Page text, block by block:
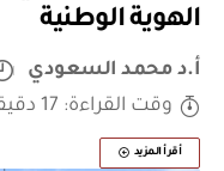
الهوية الوطنية
أ.د محمد السعودي
وقت القراءة: 17 دقيقة
أقرأ المزيد